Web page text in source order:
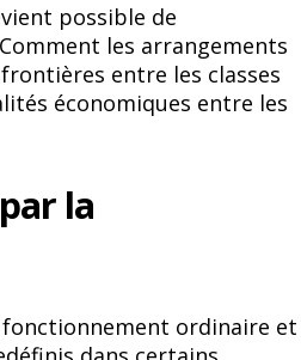
possible de
les arrangements
entre les classes
économiques entre les
la
ordinaire et